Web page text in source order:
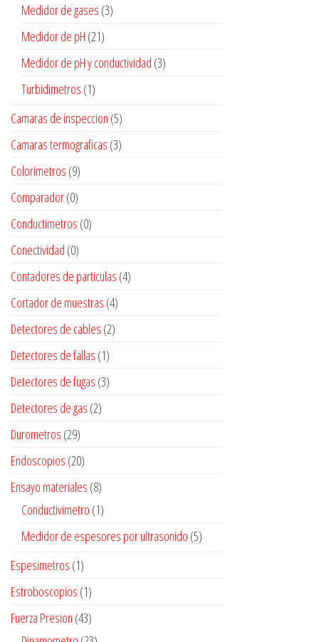
Medidor de gases (3)
Medidor de pH (21)
Medidor de pH y conductividad (3)
Turbidimetros (1)
Camaras de inspeccion (5)
Camaras termograficas (3)
Colorimetros (9)
Comparador(0)
Conductimetros (0)
Conectividad (0)
Contadores de particulas (4)
Cortador de muestras (4)
Detectores de cables (2)
Detectores de fallas (1)
Detectores de fugas (3)
Detectores de gas (2)
Durometros (29)
Endoscopios (20)
Ensayo materiales (8)
Conductivimetro (1)
Medidor de espesores por ultrasonido (5)
Espesimetros (1)
Estroboscopios (1)
Fuerza Presion (43)